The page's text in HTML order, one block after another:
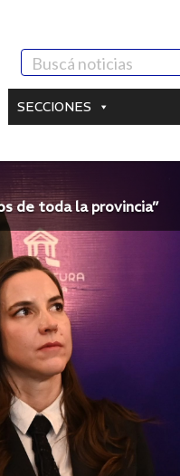
SECCIONES
de toda la provincia”